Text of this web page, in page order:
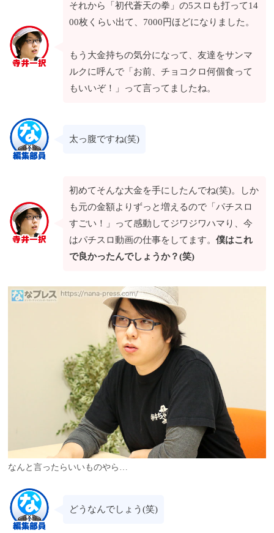
それから「初代蒼天の拳」の5スロも打って14
00枚くらい出て、7000円ほどになりました。
もう大金持ちの気分になって、友達をサンマ
ルクに呼んで「お前、チョコクロ何個食って
もいいぞ！」って言ってましたね。
太っ腹ですね(笑)
初めてそんな大金を手にしたんでね(笑)。しか
も元の金額よりずっと増えるので「パチスロ
すごい！」って感動してジワジワハマり、今
はパチスロ動画の仕事をしてます。僕はこれ
で良かったんでしょうか？(笑)
なんと言ったらいいものやら…
どうなんでしょう(笑)